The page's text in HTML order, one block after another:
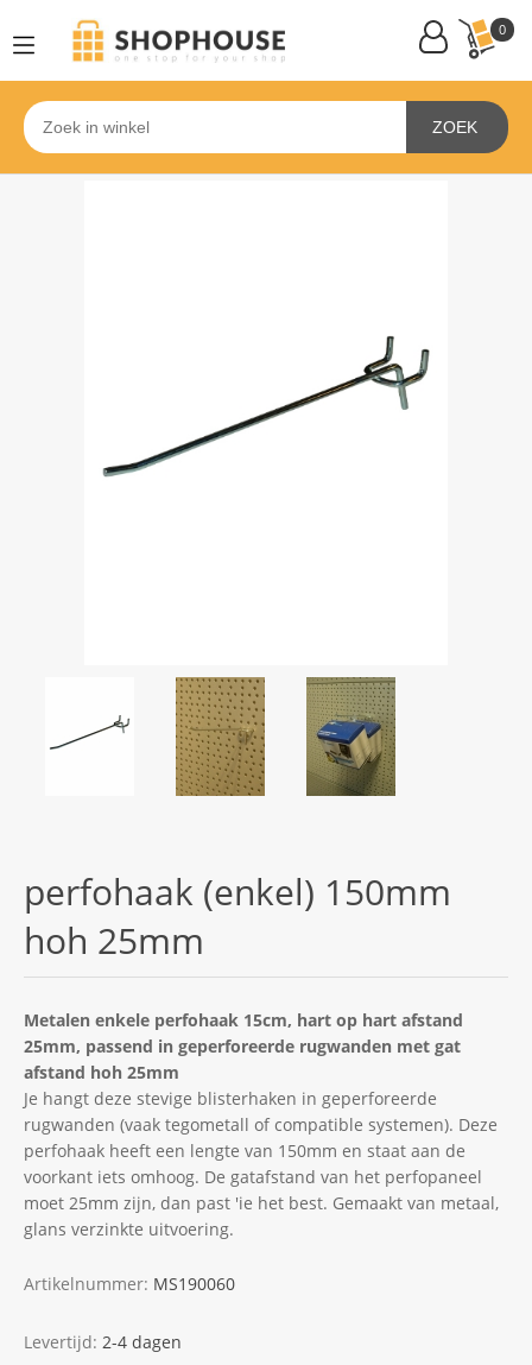
0
ZOEK
perfohaak (enkel) 150mm
hoh 25mm
Metalen enkele perfohaak 15cm, hart op hart afstand
25mm, passend in geperforeerde rugwanden met gat
afstand hoh 25mm
Je hangt deze stevige blisterhaken in geperforeerde
rugwanden (vaak tegometall of compatible systemen). Deze
perfohaak heeft een lengte van 150mm en staat aan de
voorkant iets omhoog. De gatafstand van het perfopaneel
moet 25mm zijn, dan past 'ie het best. Gemaakt van metaal,
glans verzinkte uitvoering.
Artikelnummer: MS190060
Levertijd: 2-4 dagen